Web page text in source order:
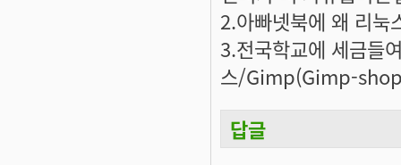
2.아빠넷북에 왜 리
3.전국학교에 세금들
스/Gimp(Gimp-
답글